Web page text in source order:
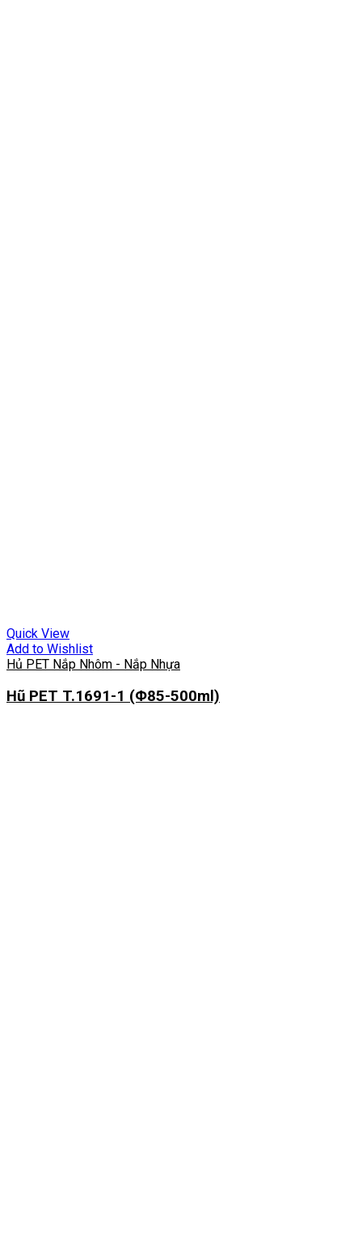
Quick View
Add to Wishlist
Hủ PET Nắp Nhôm - Nắp Nhựa
Hũ PET T.1691-1 (Φ85-500ml)